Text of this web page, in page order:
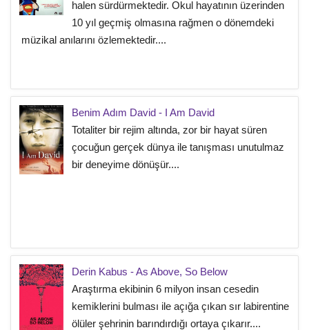
halen sürdürmektedir. Okul hayatının üzerinden
10 yıl geçmiş olmasına rağmen o dönemdeki
müzikal anılarını özlemektedir....
Benim Adım David - I Am David
Totaliter bir rejim altında, zor bir hayat süren
çocuğun gerçek dünya ile tanışması unutulmaz
bir deneyime dönüşür....
Derin Kabus - As Above, So Below
Araştırma ekibinin 6 milyon insan cesedin
kemiklerini bulması ile açığa çıkan sır labirentine
ölüler şehrinin barındırdığı ortaya çıkarır....